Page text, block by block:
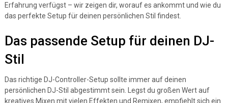
Erfahrung verfügst – wir zeigen dir, worauf es ankommt und wie du
das perfekte Setup für deinen persönlichen Stil findest.
Das passende Setup für deinen DJ-
Stil
Das richtige DJ-Controller-Setup sollte immer auf deinen
persönlichen DJ-Stil abgestimmt sein. Legst du großen Wert auf
kreatives Mixen mit vielen Effekten und Remixen, empfiehlt sich ein